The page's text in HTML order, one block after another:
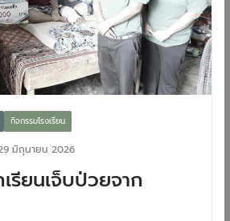
กิจกรรมโรงเรียน
มิถุนายน 2026
รียนเจ็บป่วยจาก